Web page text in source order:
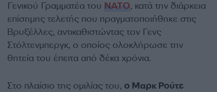
Γενικού Γραμματέα του NATO, κατά την διάρκεια
επίσημης τελετής που πραγματοποιήθηκε στις
Βρυξέλλες, αντικαθιστώντας τον Γενς
Στόλτενμπεργκ, ο οποίος ολοκλήρωσε την
θητεία του έπειτα από δέκα χρόνια.
Στο πλαίσιο της ομιλίας του, ο Μαρκ Ρούτε